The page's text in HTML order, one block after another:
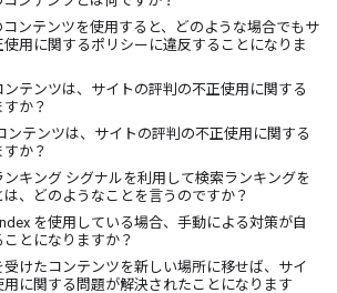
ンテンツを使用すると、どのような場合でもサ
用に関するポリシーに違反することになりま
テンツは、サイトの評判の不正使用に関する
か？
ンテンツは、サイトの評判の不正使用に関する
か？
キング シグナルを利用して検索ランキングを
、どのようなことを言うのですか？
を使用している場合、手動による対策が自
とになりますか？
けたコンテンツを新しい場所に移せば、サイ
用に関する問題が解決されたことになります